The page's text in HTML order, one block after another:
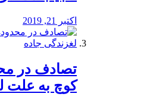
اکتبر 21, 2019
تصادف در
کوچ به علت